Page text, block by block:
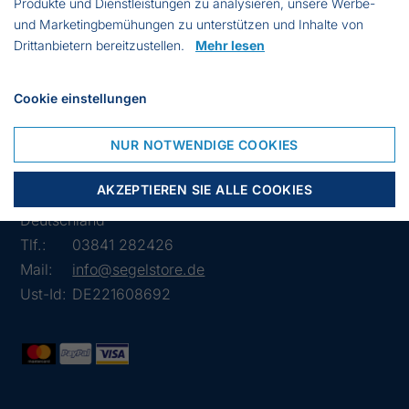
Knotenlänge: 2000
Höhe: 2255 mm
Marke: Fitex
Lübsche Str. 32
23966 Wismar
Deutschland
Tlf.:
03841 282426
Mail:
info@segelstore.de
Ust-Id: DE221608692
Produkte und Dienstleistungen zu analysieren, unsere Werbe-
und Marketingbemühungen zu unterstützen und Inhalte von
Drittanbietern bereitzustellen. Mehr lesen
Cookie einstellungen
NUR NOTWENDIGE COOKIES
AKZEPTIEREN SIE ALLE COOKIES